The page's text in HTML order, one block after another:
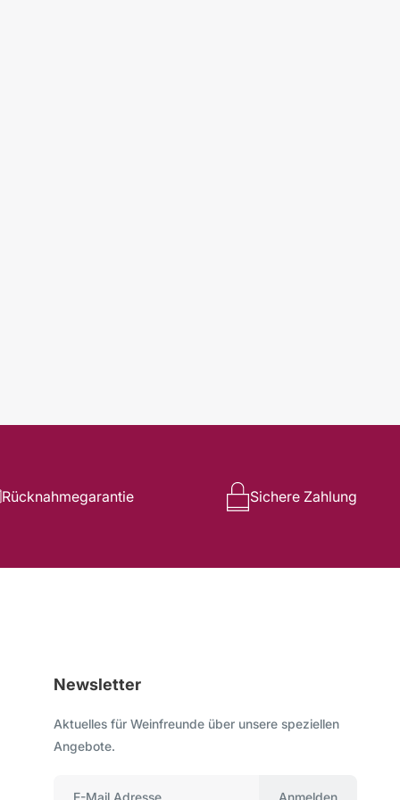
Rücknahmegarantie Sichere Zahlung
Newsletter
Aktuelles für Weinfreunde über unsere speziellen
Angebote.
Anmelden